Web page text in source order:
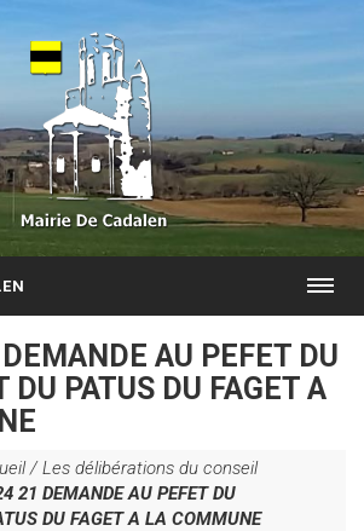
AU PEFET DU
DU PATUS DU FAGET A
/Les délibérations du conseil
21 DEMANDE AU PEFET DU
DU FAGET A LA COMMUNE